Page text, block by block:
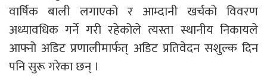
वार्षिक बाली लगाएको र आम्दानी खर्चको विवरण
अध्यावधिक गर्ने गरी रहेकोले त्यस्ता स्थानीय निकायले
आफ्नो अडिट प्रणालीमार्फत् अडिट प्रतिवेदन सशुल्क दिन
पनि सुरू गरेका छन् ।